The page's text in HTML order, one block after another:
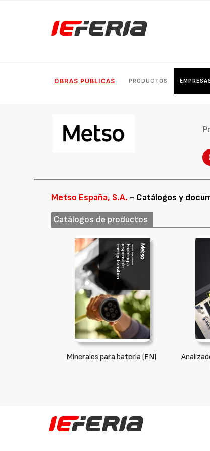
OBRAS PÚBLICAS PRODUCTOS
Metso España, S.A. - Catálogos y
Catálogos de productos
Minerales para batería (EN)